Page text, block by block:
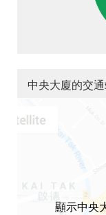
中央大廈的交
顯示中央